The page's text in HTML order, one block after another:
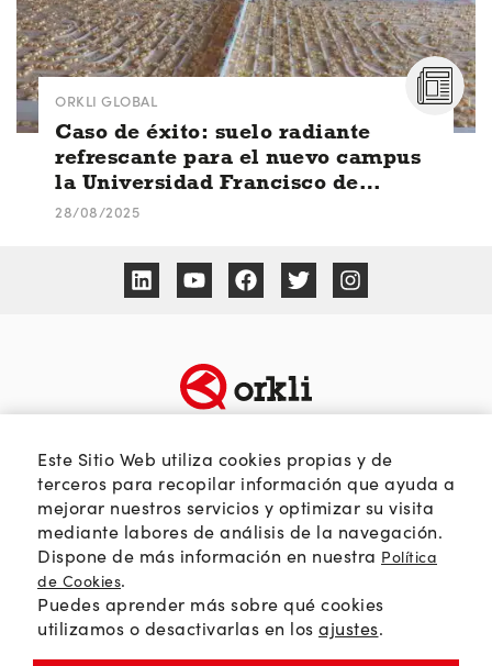
ORKLI GLOBAL
Caso de éxito: suelo radiante
refrescante para el nuevo campus
la Universidad Francisco de
Vitoria
28/08/2025
TEMÁTICAS
Calidad del aire
Passivhaus
Eficiencia y ahorro
Soluciones HVAC
Orkli Global
Comunidad profesional
SOBRE ORKLI
Quienes somos
Web Orkli
Contacto
Este Sitio Web utiliza cookies propias y de
terceros para recopilar información que ayuda a
mejorar nuestros servicios y optimizar su visita
mediante labores de análisis de la navegación.
Dispone de más información en nuestra Política
de Cookies.
Puedes aprender más sobre qué cookies
utilizamos o desactivarlas en los ajustes.